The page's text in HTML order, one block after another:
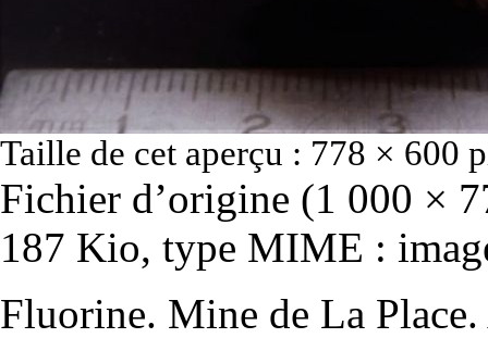
Taille de cet aperçu : 778 × 600
Fichier d’origine (1 000 ×
187 Kio, type MIME :
Fluorine. Mine de La